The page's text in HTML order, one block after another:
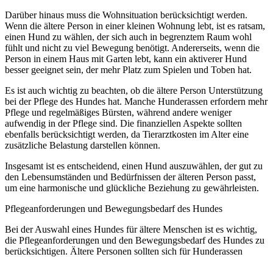
Darüber hinaus muss die Wohnsituation berücksichtigt werden.
Wenn die ältere Person in einer kleinen Wohnung lebt, ist es ratsam,
einen Hund zu wählen, der sich auch in begrenztem Raum wohl
fühlt und nicht zu viel Bewegung benötigt. Andererseits, wenn die
Person in einem Haus mit Garten lebt, kann ein aktiverer Hund
besser geeignet sein, der mehr Platz zum Spielen und Toben hat.
Es ist auch wichtig zu beachten, ob die ältere Person Unterstützung
bei der Pflege des Hundes hat. Manche Hunderassen erfordern mehr
Pflege und regelmäßiges Bürsten, während andere weniger
aufwendig in der Pflege sind. Die finanziellen Aspekte sollten
ebenfalls berücksichtigt werden, da Tierarztkosten im Alter eine
zusätzliche Belastung darstellen können.
Insgesamt ist es entscheidend, einen Hund auszuwählen, der gut zu
den Lebensumständen und Bedürfnissen der älteren Person passt,
um eine harmonische und glückliche Beziehung zu gewährleisten.
Pflegeanforderungen und Bewegungsbedarf des Hundes
Bei der Auswahl eines Hundes für ältere Menschen ist es wichtig,
die Pflegeanforderungen und den Bewegungsbedarf des Hundes zu
berücksichtigen. Ältere Personen sollten sich für Hunderassen